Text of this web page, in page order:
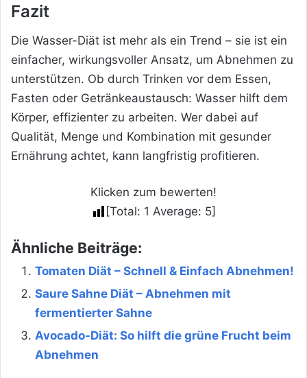
Fazit
Die Wasser-Diät ist mehr als ein Trend – sie ist ein
einfacher, wirkungsvoller Ansatz, um Abnehmen zu
unterstützen. Ob durch Trinken vor dem Essen,
Fasten oder Getränkeaustausch: Wasser hilft dem
Körper, effizienter zu arbeiten. Wer dabei auf
Qualität, Menge und Kombination mit gesunder
Ernährung achtet, kann langfristig profitieren.
Klicken zum bewerten!
[Total: 1 Average: 5]
Ähnliche Beiträge:
Tomaten Diät – Schnell & Einfach Abnehmen!
Saure Sahne Diät – Abnehmen mit
fermentierter Sahne
Avocado-Diät: So hilft die grüne Frucht beim
Abnehmen